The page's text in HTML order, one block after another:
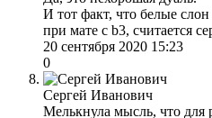
И тот факт, что белые
при мате с b3, считается
20 сентября 2020 15:23
0
Сергей Иванович
Мелькнула мысль, что